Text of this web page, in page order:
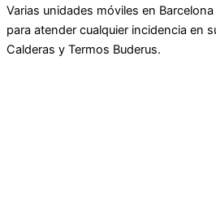
Varias unidades móviles en
para atender cualquier incidencia en
Calderas y Termos Buderus.